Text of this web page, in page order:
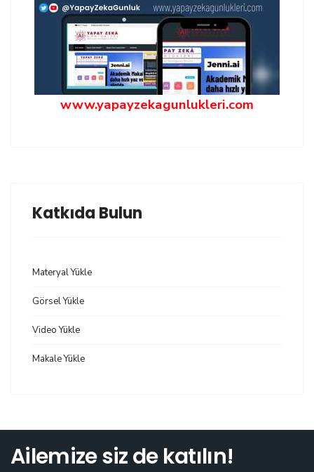
www.yapayzekagunlukleri.com
Katkıda Bulun
Materyal Yükle
Görsel Yükle
Video Yükle
Makale Yükle
Ailemize siz de katılın!